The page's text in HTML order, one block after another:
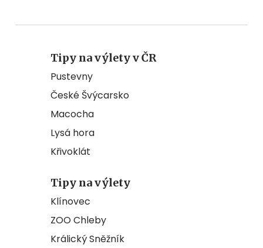
Tipy na výlety v ČR
Pustevny
České Švýcarsko
Macocha
Lysá hora
Křivoklát
Tipy na výlety
Klínovec
ZOO Chleby
Králický Sněžník